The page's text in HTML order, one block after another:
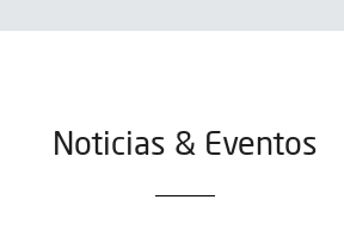
Noticias & Eventos